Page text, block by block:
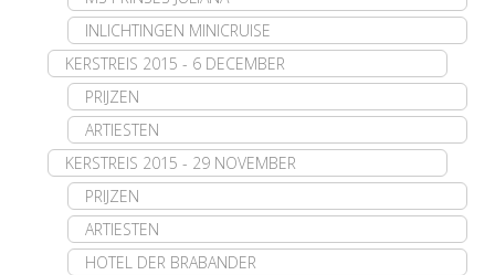
INLICHTINGEN MINICRUISE
KERSTREIS 2015 - 6 DECEMBER
PRIJZEN
ARTIESTEN
KERSTREIS 2015 - 29 NOVEMBER
PRIJZEN
ARTIESTEN
HOTEL DER BRABANDER